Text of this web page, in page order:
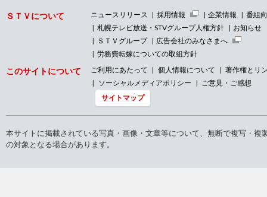
ＳＴＶについて ニュースリリース 採用情報 企業情報
番組
札幌テレビ放送・STVグループ人権方針
お知らせ
ＳＴＶグループ
広告会社のみなさまへ
労務費転嫁についての取組方針
このサイトについて ご利用にあたって 個人情報について
著作権とリ
ソーシャルメディアポリシー
ご意見・ご感想
サイトマップ
本サイトに掲載されている写真・画像・文章等について、無断で複写・
の対象となる場合があります。